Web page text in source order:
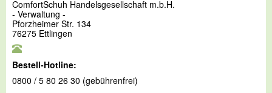
ComfortSchuh Handelsgesellschaft m.b.H.
- Verwaltung -
Pforzheimer Str. 134
76275 Ettlingen
Bestell-Hotline:
0800 / 5 80 26 30 (gebührenfrei)